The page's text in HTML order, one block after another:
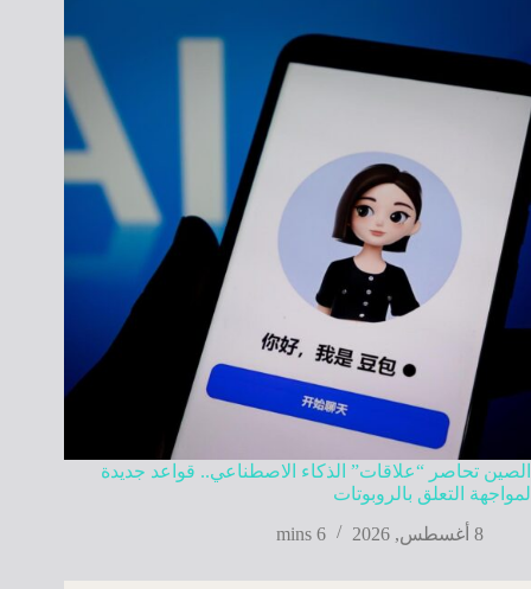
الصين تحاصر “علاقات” الذكاء الاصطناعي.. قواعد جديدة
لمواجهة التعلق بالروبوتات
8 أغسطس, 2026
6 mins